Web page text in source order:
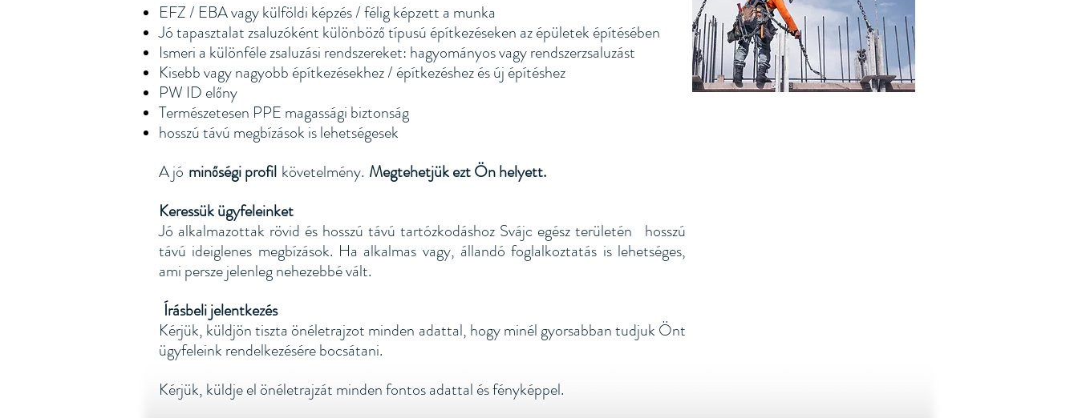
EFZ / EBA vagy külföldi képzés / félig képzett a munka
Jó tapasztalat zsaluzóként különböző típusú építkezéseken az épületek építésében
Ismeri a különféle zsaluzási rendszereket: hagyományos vagy rendszerzsaluzást
Kisebb vagy nagyobb építkezésekhez / építkezéshez és új építéshez
PW ID előny
Természetesen PPE magassági biztonság
hosszú távú megbízások is lehetségesek
A jó minőségi profil követelmény. Megtehetjük ezt Ön helyett.
Keressük ügyfeleinket
Jó alkalmazottak rövid és hosszú távú tartózkodáshoz Svájc egész területén
hosszú
távú ideiglenes megbízások. Ha alkalmas vagy, állandó foglalkoztatás is lehetséges,
ami persze jelenleg nehezebbé vált.
Írásbeli jelentkezés
Kérjük, küldjön tiszta önéletrajzot minden adattal, hogy minél gyorsabban tudjuk Önt
ügyfeleink rendelkezésére bocsátani.
Kérjük, küldje el önéletrajzát minden fontos adattal és fényképpel.